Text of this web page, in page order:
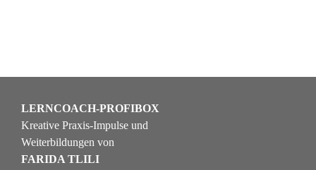
LERNCOACH-PROFIBOX
Kreative Praxis-Impulse und
Weiterbildungen von
FARIDA TLILI